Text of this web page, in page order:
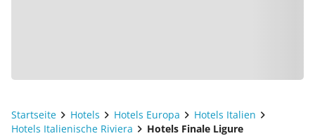
Startseite Hotels Hotels Europa
Hotels Italien
Hotels Italienische Riviera
Hotels Finale Ligure